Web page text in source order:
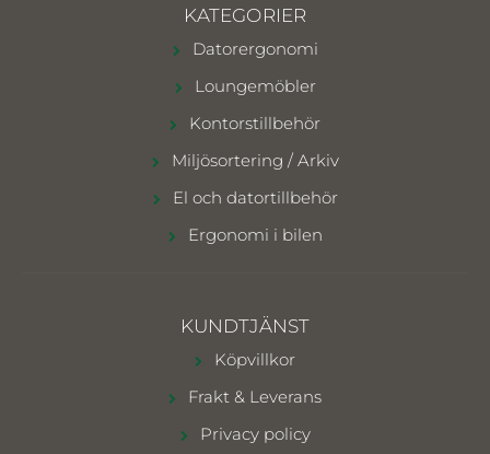
KATEGORIER
Datorergonomi
Loungemöbler
Kontorstillbehör
Miljösortering / Arkiv
El och datortillbehör
Ergonomi i bilen
KUNDTJÄNST
Köpvillkor
Frakt & Leverans
Privacy policy